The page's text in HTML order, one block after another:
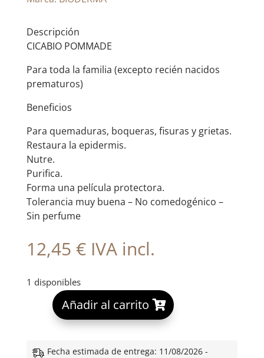
Descripción
CICABIO POMMADE
Para toda la familia (excepto recién nacidos
prematuros)
Beneficios
Para quemaduras, boqueras, fisuras y grietas.
Restaura la epidermis.
Nutre.
Purifica.
Forma una película protectora.
Tolerancia muy buena – No comedogénico –
Sin perfume
12,45 € IVA incl.
1 disponibles
Añadir al carrito
A
e
Fecha estimada de entrega: 11/08/2026 -